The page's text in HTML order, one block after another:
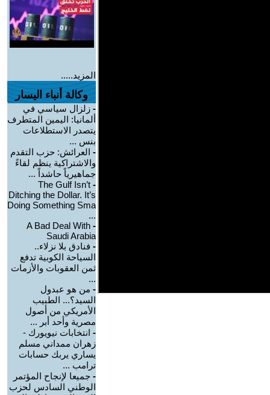
المزيد.....
وكالة أنباء اليسار
- زلزال سياسي في
ألمانيا: اليمين المتطرف
يتصدر الاستطلاعات
بنس ...
- العرائش: حزب التقدم
والاشتراكية ينظم لقاءً
جماهيرياً حاشداً ...
-
The Gulf Isn’t
Ditching the Dollar. It’s
Doing Something Sma
...
-
A Bad Deal With
Saudi Arabia
- فنادق بلا نزلاء..
السياحة الكوبية تدفع
ثمن العقوبات والأزمات
...
- من هو عبدول
السيد؟... الطبيب
الأمريكي من أصول
مصرية وأحد أبر ...
- انتخابات نيويورك -
زهران ممداني مسلم
يساري يربك حسابات
ترامب ...
- جميعا لإنجاح المؤتمر
الوطني السادس لحزب